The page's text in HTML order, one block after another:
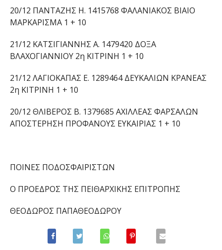
20/12 ΠΑΝΤΑΖΗΣ Η. 1415768 ΦΑΛΑΝΙΑΚΟΣ ΒΙΑΙΟ
ΜΑΡΚΑΡΙΣΜΑ 1 + 10
21/12 ΚΑΤΣΙΓΙΑΝΝΗΣ Α. 1479420 ΔΟΞΑ
ΒΛΑΧΟΓΙΑΝΝΙΟΥ 2η ΚΙΤΡΙΝΗ 1 + 10
21/12 ΛΑΓΙΟΚΑΠΑΣ Ε. 1289464 ΔΕΥΚΑΛΙΩΝ ΚΡΑΝΕΑΣ
2η ΚΙΤΡΙΝΗ 1 + 10
20/12 ΘΛΙΒΕΡΟΣ Β. 1379685 ΑΧΙΛΛΕΑΣ ΦΑΡΣΑΛΩΝ
ΑΠΟΣΤΕΡΗΣΗ ΠΡΟΦΑΝΟΥΣ ΕΥΚΑΙΡΙΑΣ 1 + 10
ΠΟΙΝΕΣ ΠΟΔΟΣΦΑΙΡΙΣΤΩΝ
Ο ΠΡΟΕΔΡΟΣ ΤΗΣ ΠΕΙΘΑΡΧΙΚΗΣ ΕΠΙΤΡΟΠΗΣ
ΘΕΟΔΩΡΟΣ ΠΑΠΑΘΕΟΔΩΡΟΥ